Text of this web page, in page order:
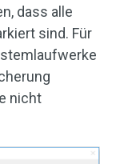
dass alle
sind. Für
nicht